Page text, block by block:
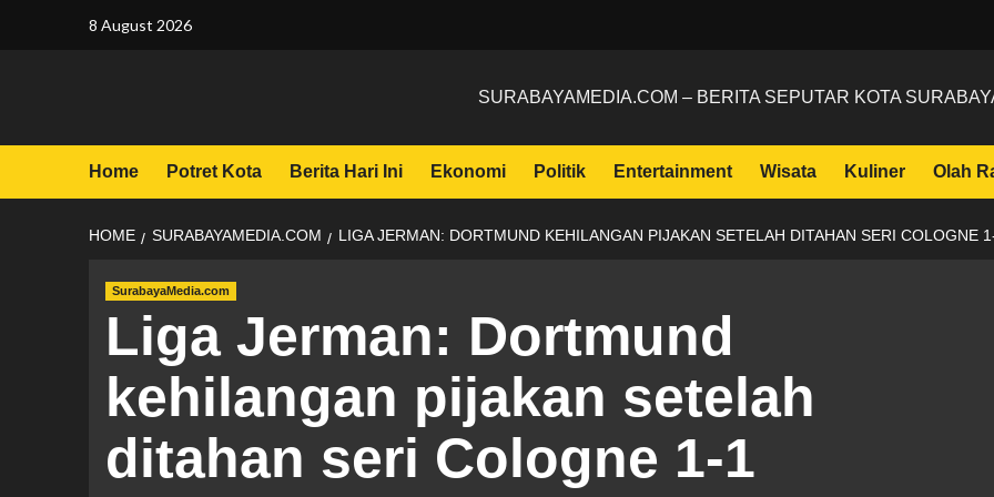
8 August 2026
SURABAYAMEDIA.COM – BERITA SEPUTAR KOTA
Home Potret Kota Berita Hari Ini Ekonomi Politik Entertainment Wisata Kuliner Olah
HOME SURABAYAMEDIA.COM LIGA JERMAN: DORTMUND KEHILANGAN PIJAKAN SETELAH DITAHAN SERI COLOGNE
SurabayaMedia.com
Liga Jerman: Dortmund
kehilangan pijakan setelah
ditahan seri Cologne 1-1